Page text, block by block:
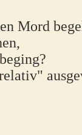
Mord